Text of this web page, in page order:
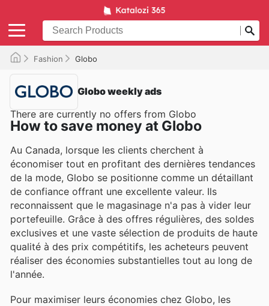
Fashion Globo
Globo weekly ads
There are currently no offers from Globo
How to save money at Globo
Au Canada, lorsque les clients cherchent à
économiser tout en profitant des dernières tendances
de la mode, Globo se positionne comme un détaillant
de confiance offrant une excellente valeur. Ils
reconnaissent que le magasinage n'a pas à vider leur
portefeuille. Grâce à des offres régulières, des soldes
exclusives et une vaste sélection de produits de haute
qualité à des prix compétitifs, les acheteurs peuvent
réaliser des économies substantielles tout au long de
l'année.
Pour maximiser leurs économies chez Globo, les